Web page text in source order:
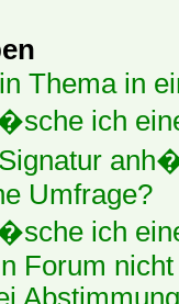
Thema in
ich
Umfrage?
ich
Forum